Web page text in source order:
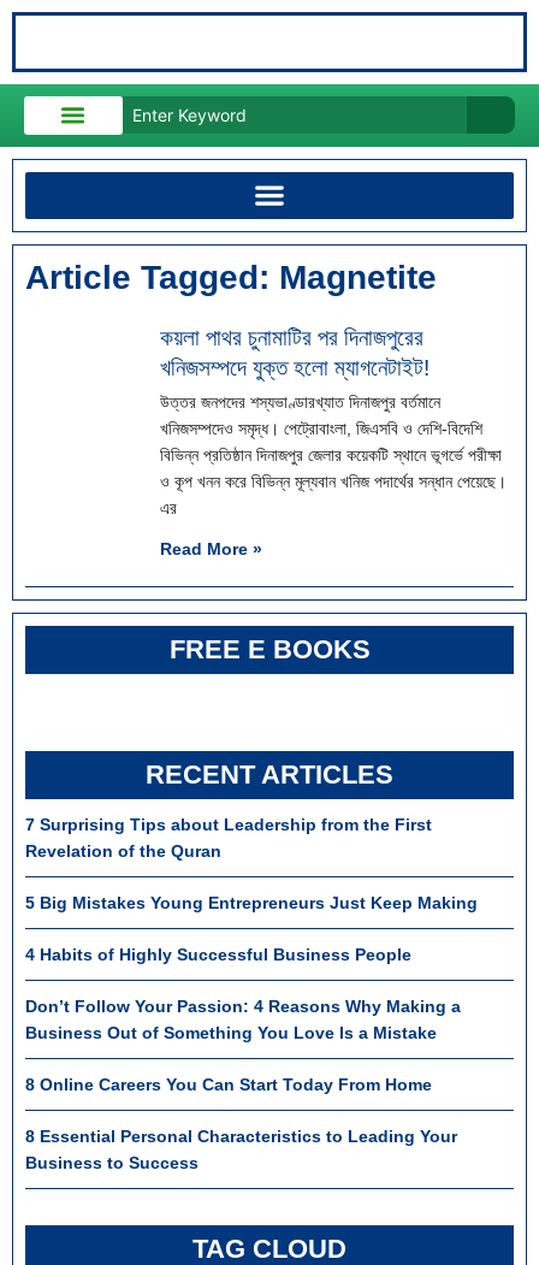
Article Tagged: Magnetite
কয়লা পাথর চুনামাটির পর দিনাজপুরের
খনিজসম্পদে যুক্ত হলো ম্যাগনেটাইট!
উত্তর জনপদের শস্যভাণ্ডারখ্যাত দিনাজপুর বর্তমানে
খনিজসম্পদেও সমৃদ্ধ। পেট্রোবাংলা, জিএসবি ও দেশি-বিদেশি
বিভিন্ন প্রতিষ্ঠান দিনাজপুর জেলার কয়েকটি স্থানে ভূগর্ভে পরীক্ষা
ও কূপ খনন করে বিভিন্ন মূল্যবান খনিজ পদার্থের সন্ধান পেয়েছে।
এর
Read More »
FREE E BOOKS
RECENT ARTICLES
7 Surprising Tips about Leadership from the First
Revelation of the Quran
5 Big Mistakes Young Entrepreneurs Just Keep Making
4 Habits of Highly Successful Business People
Don’t Follow Your Passion: 4 Reasons Why Making a
Business Out of Something You Love Is a Mistake
8 Online Careers You Can Start Today From Home
8 Essential Personal Characteristics to Leading Your
Business to Success
TAG CLOUD